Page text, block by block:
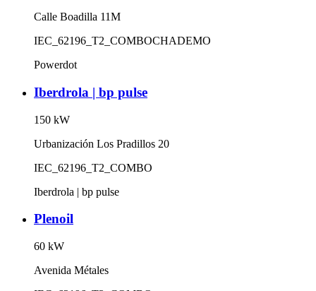
Calle Boadilla 11M
IEC_62196_T2_COMBOCHADEMO
Powerdot
Iberdrola | bp pulse
150 kW
Urbanización Los Pradillos 20
IEC_62196_T2_COMBO
Iberdrola | bp pulse
Plenoil
60 kW
Avenida Métales